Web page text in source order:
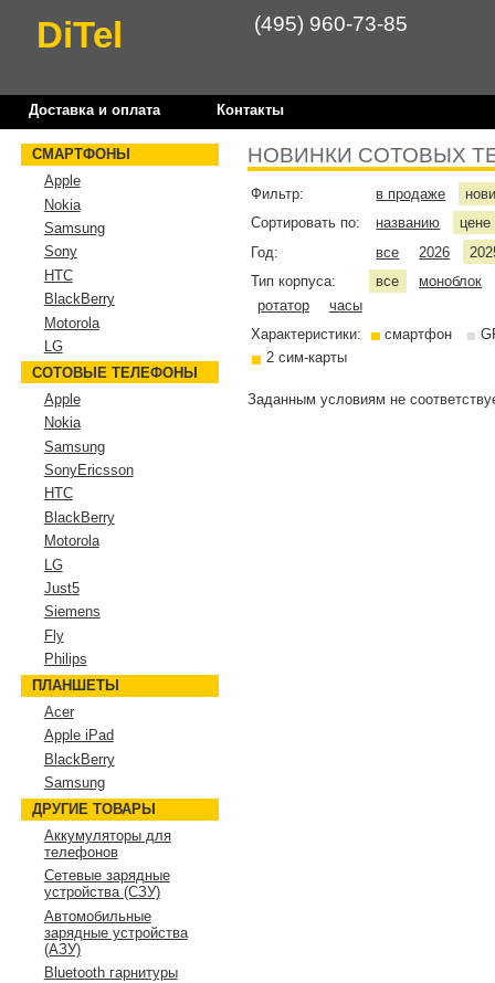
DiTel (495) 960-73-85
Доставка и оплата Контакты
НОВИНКИ СОТОВЫХ
Фильтр: в продаже
Сортировать по:
названию
цене
Год:
все 2026
Тип корпуса:
все
моноблок
ротатор
часы
Характеристики:
смартфон
2 сим-карты
Заданным условиям не
СМАРТФОНЫ
Apple
Nokia
Samsung
Sony
HTC
BlackBerry
Motorola
LG
СОТОВЫЕ ТЕЛЕФОНЫ
Apple
Nokia
Samsung
SonyEricsson
HTC
BlackBerry
Motorola
LG
Just5
Siemens
Fly
Philips
ПЛАНШЕТЫ
Acer
Apple iPad
BlackBerry
Samsung
ДРУГИЕ ТОВАРЫ
Аккумуляторы для
телефонов
Сетевые зарядные
устройства (СЗУ)
Автомобильные
зарядные устройства
(АЗУ)
Bluetooth гарнитуры